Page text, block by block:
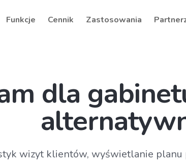
Funkcje Cennik Zastosowania
dla
wizyt klientów, wyświetlanie planu